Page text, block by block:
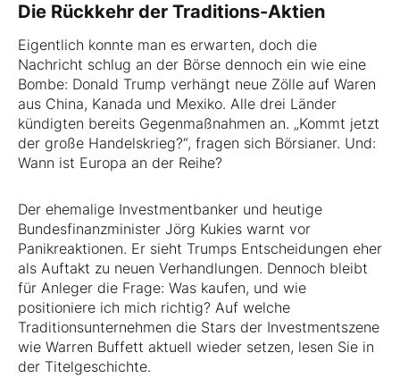
Die Rückkehr der Traditions-Aktien
Eigentlich konnte man es erwarten, doch die
Nachricht schlug an der Börse dennoch ein wie eine
Bombe: Donald Trump verhängt neue Zölle auf Waren
aus China, Kanada und Mexiko. Alle drei Länder
kündigten bereits Gegenmaßnahmen an. „Kommt jetzt
der große Handelskrieg?“, fragen sich Börsianer. Und:
Wann ist Europa an der Reihe?
Der ehemalige Investmentbanker und heutige
Bundesfinanzminister Jörg Kukies warnt vor
Panikreaktionen. Er sieht Trumps Entscheidungen eher
als Auftakt zu neuen Verhandlungen. Dennoch bleibt
für Anleger die Frage: Was kaufen, und wie
positioniere ich mich richtig? Auf welche
Traditionsunternehmen die Stars der Investmentszene
wie Warren Buffett aktuell wieder setzen, lesen Sie in
der Titelgeschichte.